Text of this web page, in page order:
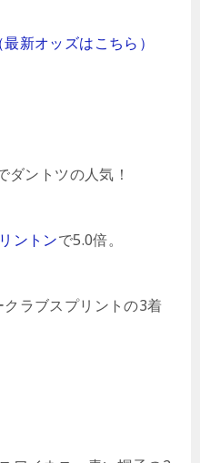
新オッズはこちら）
ダントツの人気！
ントンで5.0倍。
ラブスプリントの3着